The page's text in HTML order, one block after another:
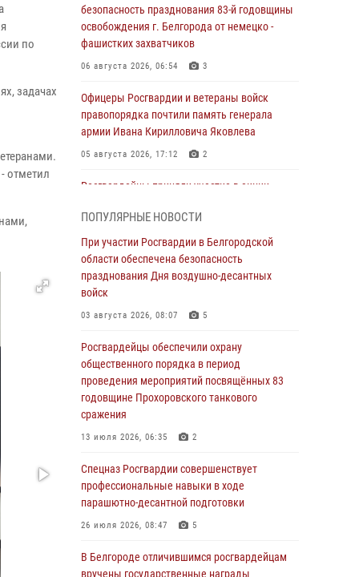
по
задачах
отметил
безопасность празднования 83-й годовщины
освобождения г. Белгорода от немецко -
фашистких захватчиков
06 августа 2026, 06:54 3
Офицеры Росгвардии и ветераны войск
правопорядка почтили память генерала
армии Ивана Кирилловича Яковлева
05 августа 2026, 17:12 2
Росгвардейцы приняли участие в акции
годовщине освобождения Белгорода от
немецко ‑фашистских захватчиков
05 августа 2026, 08:34 4
Росгвардия призывает белгородских
владельцев оружия не затягивать с
05 августа 2026, 05:01
Росгвардейцы спасли раненого при атаке
FPV-дрона ВСУ жителя белгородского
приграничья
04 августа 2026, 10:43
За неделю белгородские росгвардейцы
пресекли свыше 130 правонарушений
04 августа 2026, 06:03
подозреваемую в краже товаров из
гипермаркета в Белгороде
ПОПУЛЯРНЫЕ НОВОСТИ
При участии Росгвардии в Белгородской
области обеспечена безопасность
празднования Дня воздушно-десантных
войск
03 августа 2026, 08:07 5
Росгвардейцы обеспечили охрану
общественного порядка в период
проведения мероприятий посвящённых 83
годовщине Прохоровского танкового
сражения
13 июля 2026, 06:35 2
Спецназ Росгвардии совершенствует
профессиональные навыки в ходе
парашютно-десантной подготовки
26 июля 2026, 08:47 5
В Белгороде отличившимся росгвардейцам
вручены государственные награды